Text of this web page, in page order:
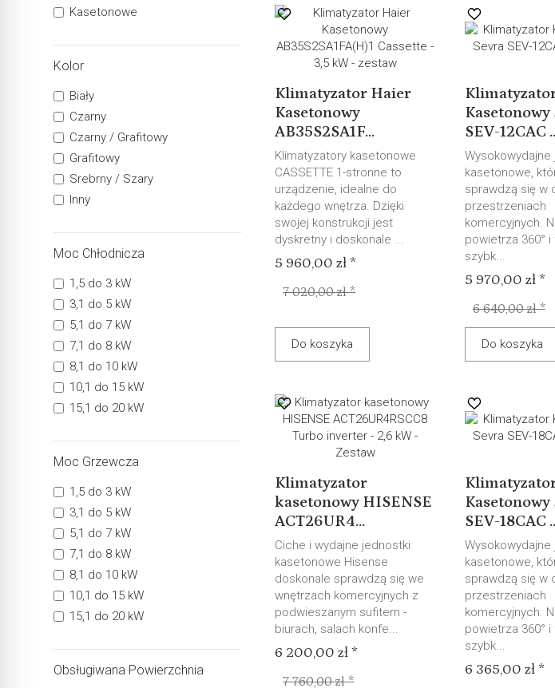
Klimatyzator Haier
Kasetonowy
AB35S2SA1F...
Klimatyzatory kasetonowe
CASSETTE 1-stronne to
urządzenie, idealne do
każdego wnętrza. Dzięki
swojej konstrukcji jest
dyskretny i doskonale ...
5 960,00 zł *
7 020,00 zł *
Do koszyka
Kasetonowy
SEV-12CAC
Wysokowydajne
kasetonowe,
sprawdzą się w
przestrzeniach
komercyjnych.
powietrza 360° i
szybk...
5 970,00 zł *
6 640,00 zł *
Do koszyka
Klimatyzator
kasetonowy HISENSE
ACT26UR4...
Ciche i wydajne jednostki
kasetonowe Hisense
doskonale sprawdzą się we
wnętrzach komercyjnych z
podwieszanym sufitem -
biurach, salach konfe...
6 200,00 zł *
7 760,00 zł *
Kasetonowy
SEV-18CAC
Wysokowydajne
kasetonowe,
sprawdzą się w
przestrzeniach
komercyjnych.
powietrza 360° i
szybk...
6 365,00 zł *
Kasetonowe
Kolor
Biały
Czarny
Czarny / Grafitowy
Grafitowy
Srebrny / Szary
Inny
Moc Chłodnicza
1,5 do 3 kW
3,1 do 5 kW
5,1 do 7 kW
7,1 do 8 kW
8,1 do 10 kW
10,1 do 15 kW
15,1 do 20 kW
Moc Grzewcza
1,5 do 3 kW
3,1 do 5 kW
5,1 do 7 kW
7,1 do 8 kW
8,1 do 10 kW
10,1 do 15 kW
15,1 do 20 kW
Obsługiwana Powierzchnia